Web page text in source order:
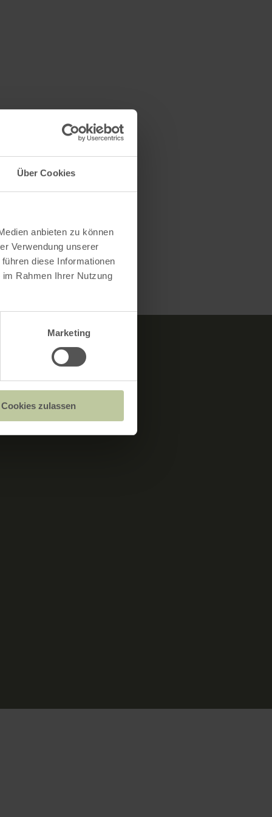
Über Cookies
anbieten zu können
Verwendung unserer
diese Informationen
Rahmen Ihrer Nutzung
Marketing
Cookies zulassen